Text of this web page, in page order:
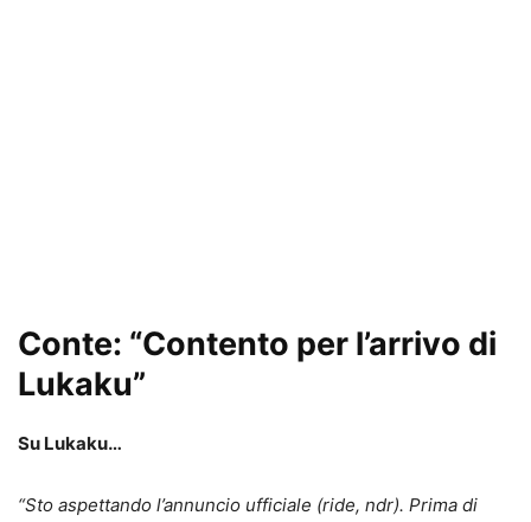
Conte: “Contento per l’arrivo di
Lukaku”
Su Lukaku…
“Sto aspettando l’annuncio ufficiale (ride, ndr). Prima di